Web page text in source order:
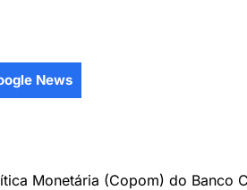
News
Monetária (Copom) do Banco